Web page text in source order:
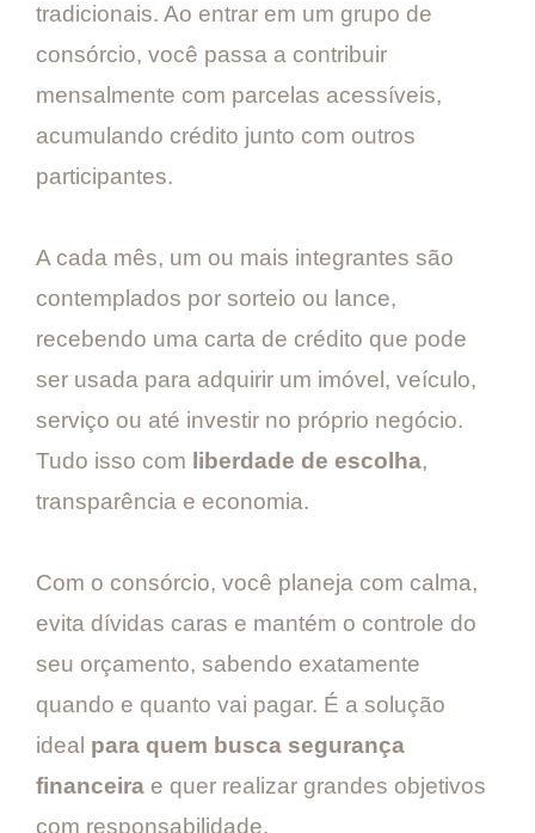
tradicionais. Ao entrar em um grupo de
consórcio, você passa a contribuir
mensalmente com parcelas acessíveis,
acumulando crédito junto com outros
participantes.
A cada mês, um ou mais integrantes são
contemplados por sorteio ou lance,
recebendo uma carta de crédito que pode
ser usada para adquirir um imóvel, veículo,
serviço ou até investir no próprio negócio.
Tudo isso com liberdade de escolha,
transparência e economia.
Com o consórcio, você planeja com calma,
evita dívidas caras e mantém o controle do
seu orçamento, sabendo exatamente
quando e quanto vai pagar. É a solução
ideal para quem busca segurança
financeira e quer realizar grandes objetivos
com responsabilidade.